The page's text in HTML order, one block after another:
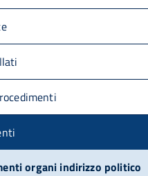
organi indirizzo politico